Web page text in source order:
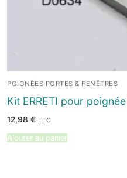
POIGNÉES PORTES & FENÊTRES
Kit ERRETI pour
12,98 € TTC
Ajouter au panier